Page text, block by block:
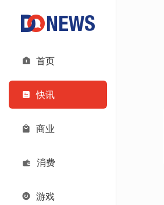
首页
快讯
商业
消费
游戏